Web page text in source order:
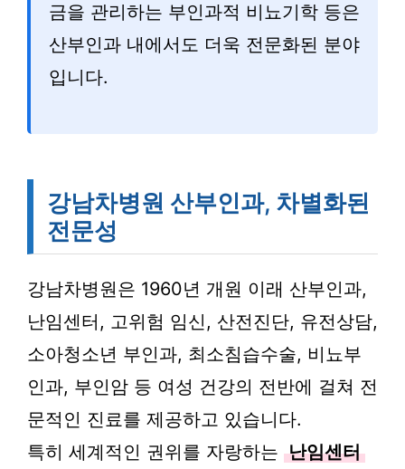
금을 관리하는 부인과적 비뇨기학 등은
산부인과 내에서도 더욱 전문화된 분야
입니다.
강남차병원 산부인과, 차별화된
전문성
강남차병원은 1960년 개원 이래 산부인과,
난임센터, 고위험 임신, 산전진단, 유전상담,
소아청소년 부인과, 최소침습수술, 비뇨부
인과, 부인암 등 여성 건강의 전반에 걸쳐 전
문적인 진료를 제공하고 있습니다.
특히 세계적인 권위를 자랑하는 난임센터